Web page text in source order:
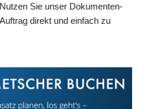
Sie unser Dokumenten-
direkt und einfach zu